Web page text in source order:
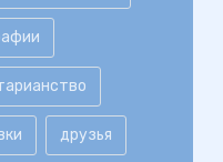
друзья